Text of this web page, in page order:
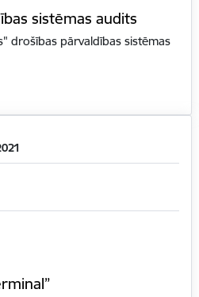
sistēmas audits
drošības pārvaldības sistēmas